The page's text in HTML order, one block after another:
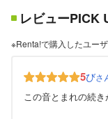
レビューPICK
※Renta!で購入したユー
5びさ
この音とまれの続